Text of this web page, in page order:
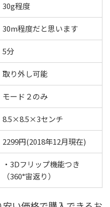
30g程度
30m程度だと思います
5分
取り外し可能
モード２のみ
8.5×8.5×3センチ
2299円(2018年12月現在)
・3Dフリップ機能つき
（360°宙返り）